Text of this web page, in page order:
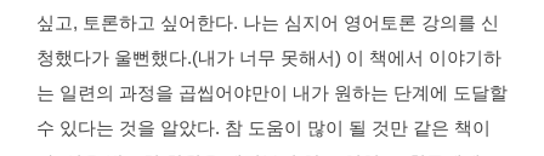
싶고, 토론하고 싶어한다. 나는 심지어 영어토론 강의를 신
청했다가 울뻔했다.(내가 너무 못해서) 이 책에서 이야기하
는 일련의 과정을 곱씹어야만이 내가 원하는 단계에 도달할
수 있다는 것을 알았다. 참 도움이 많이 될 것만 같은 책이